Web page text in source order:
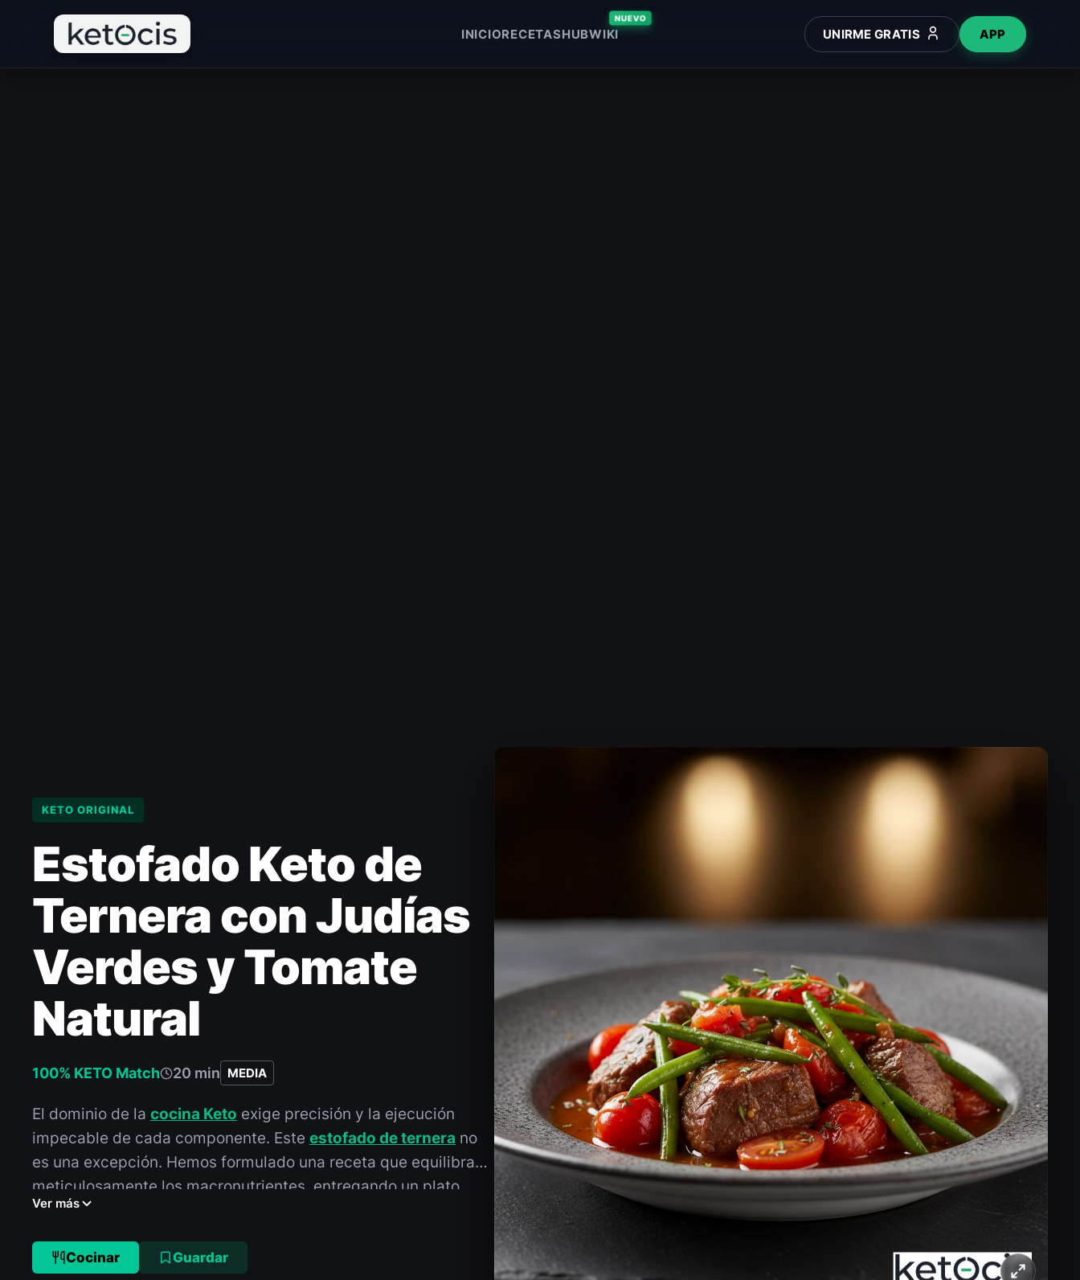
INICIORECETASHUBWIKI
NUEVO
UNIRME GRATIS APP
KETO ORIGINAL
Estofado Keto de
Ternera con Judías
Verdes y Tomate
Natural
100% KETO Match 20 min MEDIA
El dominio de la cocina Keto exige precisión y la ejecución
impecable de cada componente. Este estofado de ternera no
es una excepción. Hemos formulado una receta que equilibra
meticulosamente los macronutrientes, entregando un plato
robusto, saciante y perfectamente alineado con los principios
que redefine la riqueza sin desviaciones de su protocolo
Ver más
Cocinar Guardar